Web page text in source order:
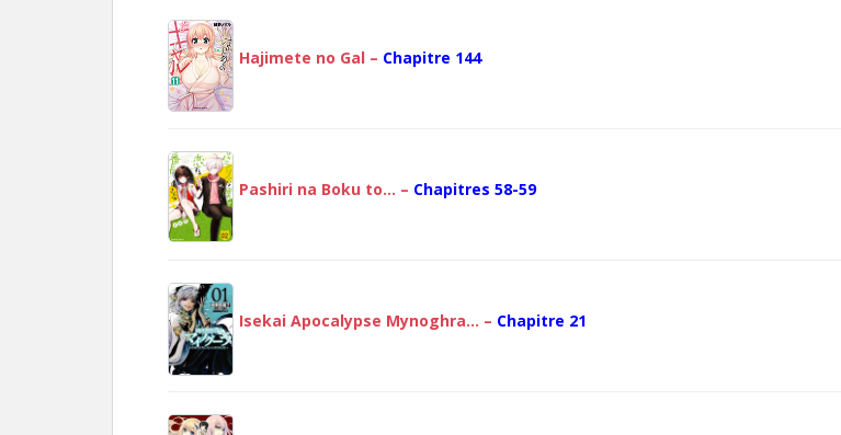
Hajimete no Gal – Chapitre 144
Pashiri na Boku to… – Chapitres 58-59
Isekai Apocalypse Mynoghra… – Chapitre 21